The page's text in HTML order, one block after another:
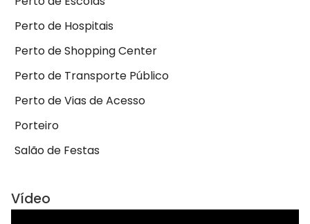
Perto de Hospitais
Perto de Shopping Center
Perto de Transporte Público
Perto de Vias de Acesso
Porteiro
Salão de Festas
Vídeo